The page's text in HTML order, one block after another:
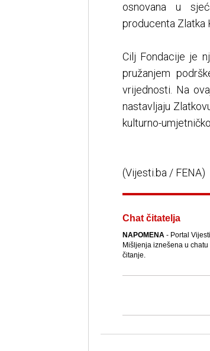
osnovana u
producenta Zlatka
Cilj Fondacije je
pružanjem
vrijednosti. Na
nastavljaju
kulturno-
(Vijesti.ba / FENA)
Chat čitatelja
NAPOMENA- Portal
Mišljenja iznešena u
čitanje.